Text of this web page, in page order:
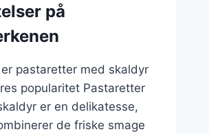
på
pastaretter med skaldyr
popularitet Pastaretter
er en delikatesse,
de friske smage